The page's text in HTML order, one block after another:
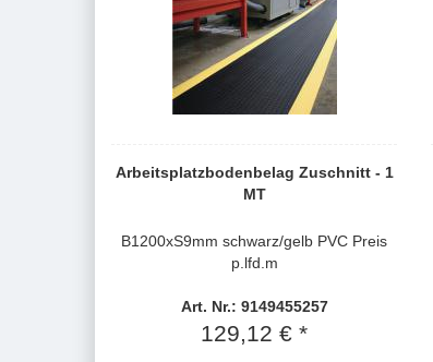
Arbeitsplatzbodenbelag Zuschnitt - 1
MT
B1200xS9mm schwarz/gelb PVC Preis
p.lfd.m
Art. Nr.: 9149455257
129,12 € *